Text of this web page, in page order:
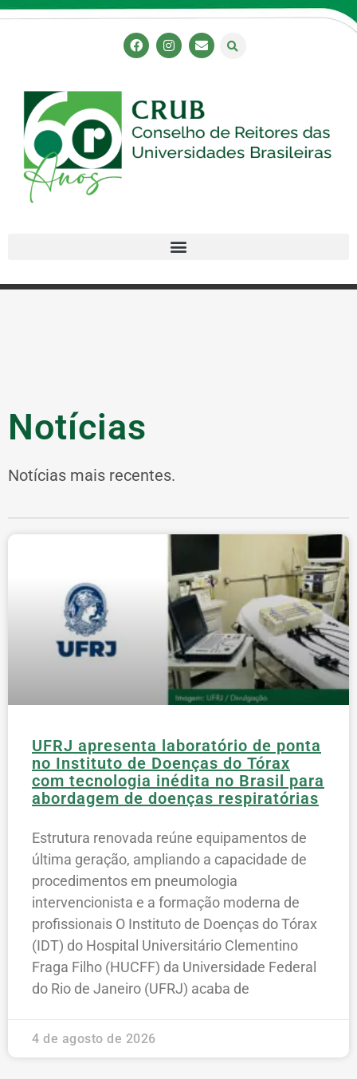
Notícias
Notícias mais recentes.
UFRJ apresenta laboratório de ponta
no Instituto de Doenças do Tórax
com tecnologia inédita no Brasil para
abordagem de doenças respiratórias
Estrutura renovada reúne equipamentos de
última geração, ampliando a capacidade de
procedimentos em pneumologia
intervencionista e a formação moderna de
profissionais O Instituto de Doenças do Tórax
(IDT) do Hospital Universitário Clementino
Fraga Filho (HUCFF) da Universidade Federal
do Rio de Janeiro (UFRJ) acaba de
4 de agosto de 2026